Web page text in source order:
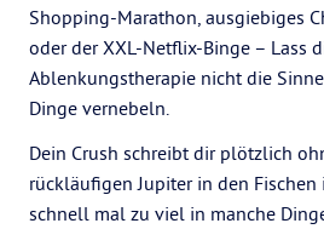
Shopping-Marathon, ausgiebiges
oder der XXL-Netflix-Binge – Lass
Ablenkungstherapie nicht die
Dinge vernebeln.
Dein Crush schreibt dir plötzlich
rückläufigen Jupiter in den
schnell mal zu viel in manche